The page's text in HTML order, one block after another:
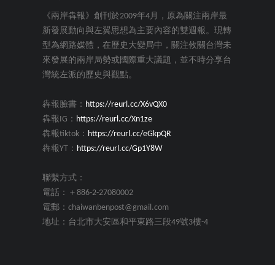
《兩岸犇報》創刊於2009年4月，原為關注兩岸最
新發展動向與左翼思想為主要內容的雙週報。現轉
型為網路媒體，在歷史大變局中，關注攸關台灣未
來發展的兩岸局勢或國際重大議題，並不時分享台
灣統左派的歷史與觀點。
犇報臉書： https://reurl.cc/X6vQX0
犇報IG： https://reurl.cc/Xn1ze
犇報tiktok： https://reurl.cc/eGkpQR
犇報YT： https://reurl.cc/Gp1Y8W
聯繫方式：
電話：＋886-2-27080002
電郵：chaiwanbenpost@gmail.com
地址：台北市大安區和平東路三段49號3樓-4